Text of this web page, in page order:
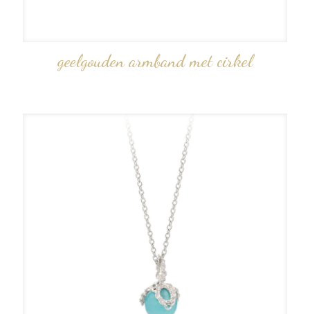
geelgouden armband met cirkel